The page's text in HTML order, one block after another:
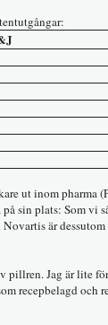
ut inom pharma
på sin plats: Som vi
är
pillren. Jag är lite
recepbelagd och